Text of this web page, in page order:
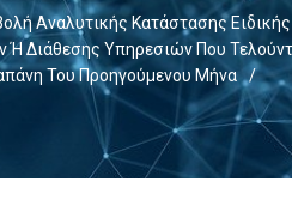
Αναλυτικής Κατάστασης
Υπηρεσιών Που
Του Προηγούμενου Μήνα
/